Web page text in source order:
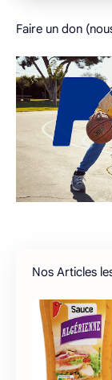
Faire un don
Nos Articles